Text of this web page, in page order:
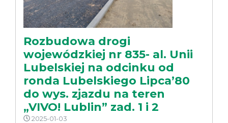
Rozbudowa drogi
wojewódzkiej nr 835- al. Unii
Lubelskiej na odcinku od
ronda Lubelskiego Lipca’80
do wys. zjazdu na teren
„VIVO! Lublin” zad. 1 i 2
2025-01-03